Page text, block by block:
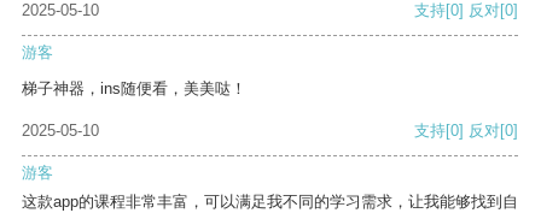
2025-05-10
支持[0] 反对[0]
游客
梯子神器，ins随便看，美美哒！
2025-05-10 支持[0] 反对[0]
游客
这款app的课程非常丰富，可以满足我不同的学习需求，让我能够找到自